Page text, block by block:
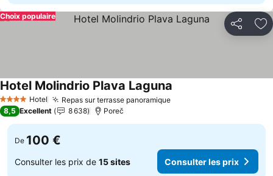
Partager
Choix populaire
4 Étoiles Hotel Repas sur terrasse panoramique
Hotel Molindrio Plava Laguna
8,5 Excellent 8 638 Poreč
De 100 €
Consulter les prix de 15 sites Consulter les prix